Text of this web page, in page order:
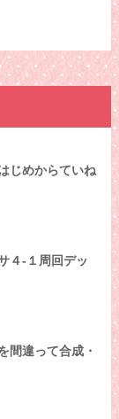
じめからていね
４-１周回デッ
間違って合成・